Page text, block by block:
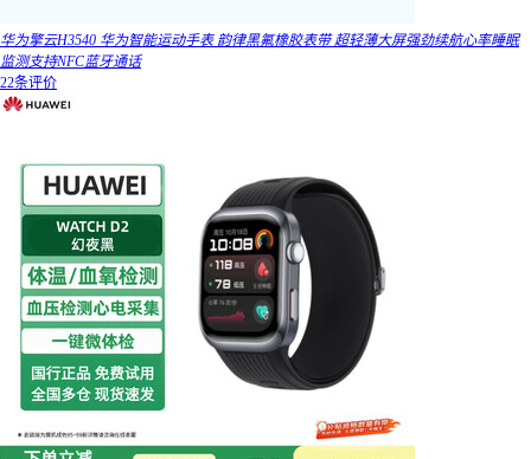
华为擎云H3540 华为智能运动手表 韵律黑氟橡胶表带 超轻薄大屏强劲续航心率睡眠
监测支持NFC蓝牙通话
22条评价